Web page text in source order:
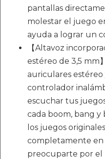
pantallas
molestar el juego
ayuda a lograr un
【Altavoz
estéreo de 3,5 mm
auriculares estéreo
controlador
escuchar tus
cada boom, bang y
los juegos
completamente
preocuparte por el